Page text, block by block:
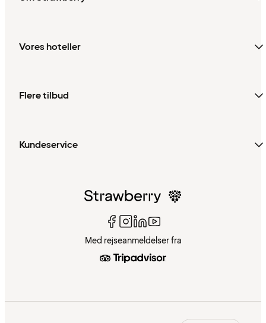
Vores hoteller
Flere tilbud
Kundeservice
Med rejseanmeldelser fra